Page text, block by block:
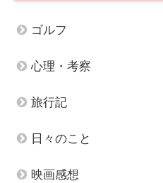
ゴルフ
心理・考察
旅行記
日々のこと
映画感想